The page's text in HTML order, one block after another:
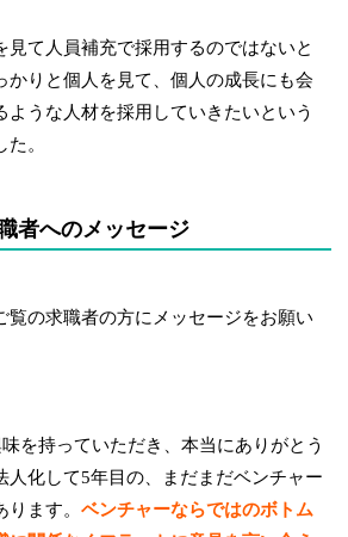
見て人員補充で採用するのではないと
かりと個人を見て、個人の成長にも会
ような人材を採用していきたいという
。
者へのメッセージ
覧の求職者の方にメッセージをお願い
味を持っていただき、本当にありがとう
人化して5年目の、まだまだベンチャー
ります。ベンチャーならではのボトム